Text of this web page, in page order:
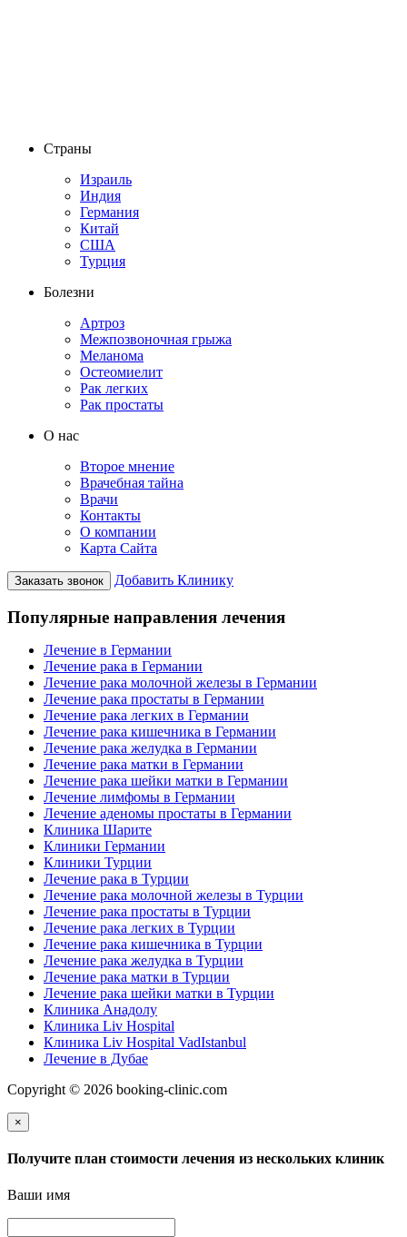
Страны
Израиль
Индия
Германия
Китай
США
Турция
Болезни
Артроз
Межпозвоночная грыжа
Меланома
Остеомиелит
Рак легких
Рак простаты
О нас
Второе мнение
Врачебная тайна
Врачи
Контакты
О компании
Карта Сайта
Заказать звонок Добавить Клинику
Популярные направления лечения
Лечение в Германии
Лечение рака в Германии
Лечение рака молочной железы в Германии
Лечение рака простаты в Германии
Лечение рака легких в Германии
Лечение рака кишечника в Германии
Лечение рака желудка в Германии
Лечение рака матки в Германии
Лечение рака шейки матки в Германии
Лечение лимфомы в Германии
Лечение аденомы простаты в Германии
Клиника Шарите
Клиники Германии
Клиники Турции
Лечение рака в Турции
Лечение рака молочной железы в Турции
Лечение рака простаты в Турции
Лечение рака легких в Турции
Лечение рака кишечника в Турции
Лечение рака желудка в Турции
Лечение рака матки в Турции
Лечение рака шейки матки в Турции
Клиника Анадолу
Клиника Liv Hospital
Клиника Liv Hospital VadIstanbul
Лечение в Дубае
Copyright © 2026 booking-clinic.com
×
Получите план стоимости лечения из нескольких клиник
Ваши имя